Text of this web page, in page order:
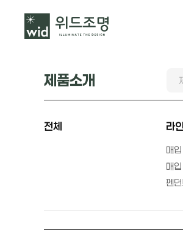
제품소개
전체 라
매
매
펜